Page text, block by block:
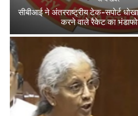
सीबीआई ने अंतरराष्ट्रीय टेक-सपोर्ट
करने वाले रैकेट का